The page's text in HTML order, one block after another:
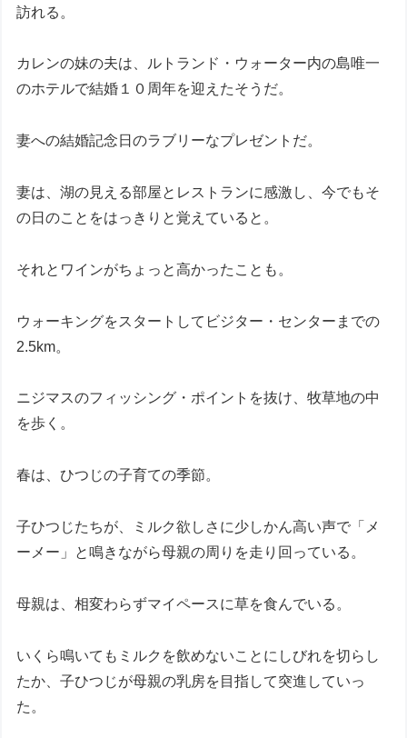
訪れる。
カレンの妹の夫は、ルトランド・ウォーター内の島唯一
のホテルで結婚１０周年を迎えたそうだ。
妻への結婚記念日のラブリーなプレゼントだ。
妻は、湖の見える部屋とレストランに感激し、今でもそ
の日のことをはっきりと覚えていると。
それとワインがちょっと高かったことも。
ウォーキングをスタートしてビジター・センターまでの
2.5km。
ニジマスのフィッシング・ポイントを抜け、牧草地の中
を歩く。
春は、ひつじの子育ての季節。
子ひつじたちが、ミルク欲しさに少しかん高い声で「メ
ーメー」と鳴きながら母親の周りを走り回っている。
母親は、相変わらずマイペースに草を食んでいる。
いくら鳴いてもミルクを飲めないことにしびれを切らし
たか、子ひつじが母親の乳房を目指して突進していっ
た。